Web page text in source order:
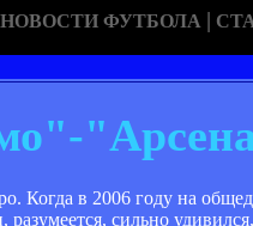
НОВОСТИ ФУТБОЛА |
Когда в 2006 году на
разумеется, сильно